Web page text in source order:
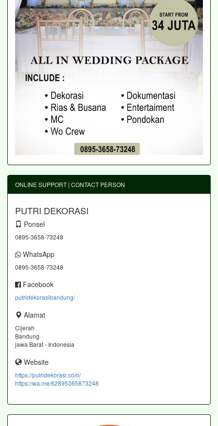
ONLINE SUPPORT | CONTACT PERSON
PUTRI DEKORASI
Ponsel
0895-3658-73248
WhatsApp
0895-3658-73248
Facebook
putridekorasibandung/
Alamat
Cijerah
Bandung
jawa Barat - Indonesia
Website
https://putridekorasi.com/
https://wa.me/62895365873248